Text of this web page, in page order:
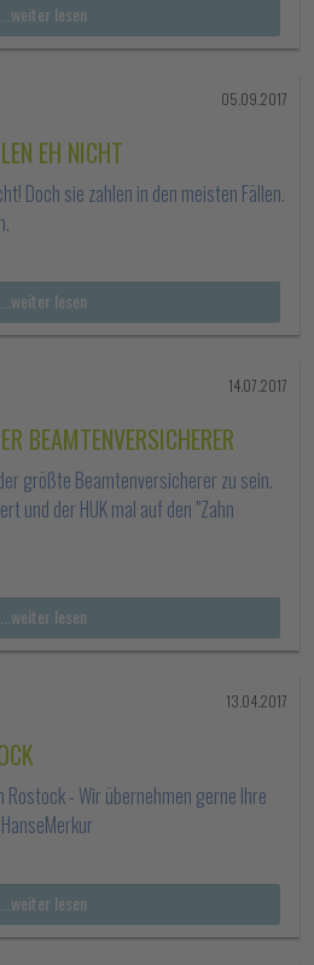
...weiter lesen
05.09.2017
EH NICHT
Doch sie zahlen in den meisten Fällen.
...weiter lesen
14.07.2017
BEAMTENVERSICHERER
größte Beamtenversicherer zu sein.
und der HUK mal auf den "Zahn
...weiter lesen
13.04.2017
- Wir übernehmen gerne Ihre
...weiter lesen